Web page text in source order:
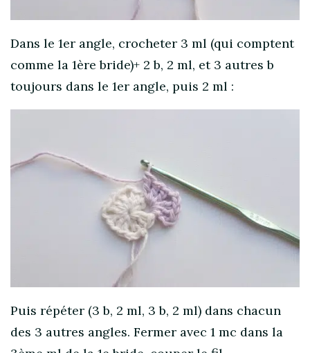
Dans le 1er angle, crocheter 3 ml (qui comptent
comme la 1ère bride)+ 2 b, 2 ml, et 3 autres b
toujours dans le 1er angle, puis 2 ml :
Puis répéter (3 b, 2 ml, 3 b, 2 ml) dans chacun
des 3 autres angles. Fermer avec 1 mc dans la